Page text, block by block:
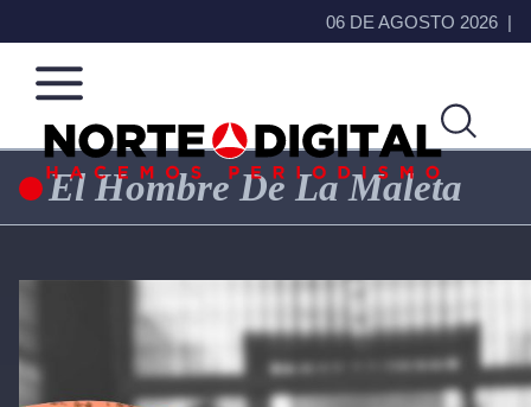
06 DE AGOSTO 2026
Norte
Más
noticias,
El Hombre De La Maleta